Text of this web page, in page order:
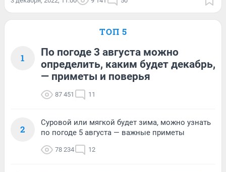
ТОП 5
1
По погоде 3 августа можно
определить, каким будет декабрь,
— приметы и поверья
87 451 11
2
Суровой или мягкой будет зима, можно узнать
по погоде 5 августа — важные приметы
78 234 12